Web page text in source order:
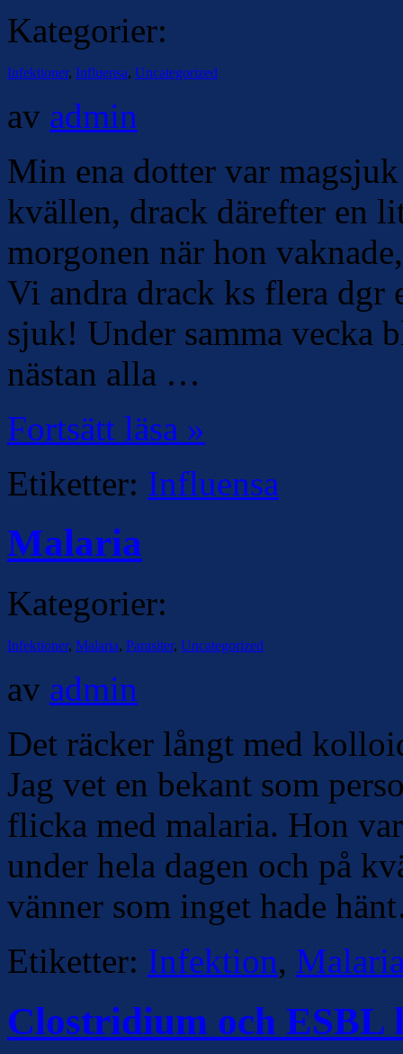
Kategorier:
Infektioner, Influensa, Uncategorized
av admin
Min ena dotter var
kvällen, drack därefter en
morgonen när hon
Vi andra drack ks flera dgr
sjuk! Under samma vecka
nästan alla …
Fortsätt läsa »
Etiketter: Influensa
Malaria
Kategorier:
Infektioner, Malaria, Parasiter, Uncategorized
av admin
Det räcker långt med
Jag vet en bekant som
flicka med malaria. Hon
under hela dagen och på
vänner som inget hade
Etiketter: Infektion,
Clostridium och ESBL